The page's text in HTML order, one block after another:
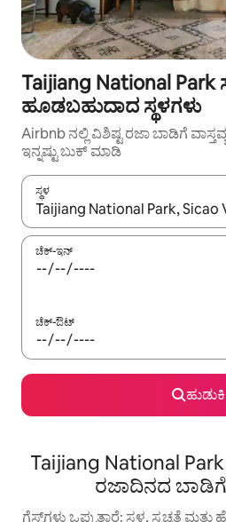
Taijiang National Park
ಹೂಡಬಹುದಾದ ಸ್ಥಳಗಳು
Airbnb ನಲ್ಲಿ ವಿಶಿಷ್ಟ ರಜಾ ಬಾಡಿಗೆ
ಇನ್ನಷ್ಟು ಬುಕ್ ಮಾಡಿ
ಸ್ಥಳ
ಫಲಿತಾಂಶಗಳು ಲಭ್ಯವಿರುವಾಗ, ಅಪ್
ಚೆಕ್-ಇನ್
ಚೆಕ್-ಔಟ್
ಹುಡುಕಿ
Taijiang National
ರಜಾದಿನದ
ಗೆಸ್ಟ್‌ಗಳು ಒಪ್ಪುತ್ತಾರೆ: ಸ್ಥಳ, ಸ್ವಚ್ಛತೆ